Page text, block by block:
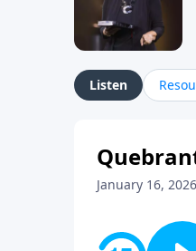
Listen
January 16, 2026